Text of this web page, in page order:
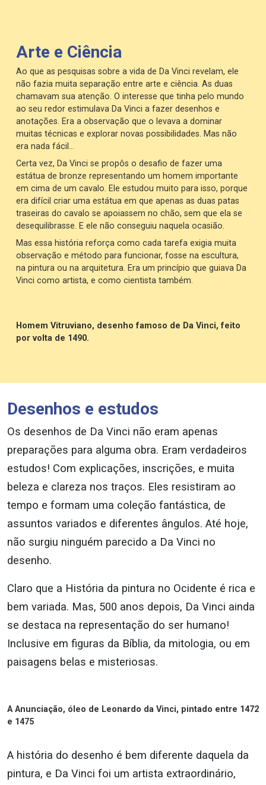
Arte e Ciência
Ao que as pesquisas sobre a vida de Da Vinci revelam, ele
não fazia muita separação entre arte e ciência. As duas
chamavam sua atenção. O interesse que tinha pelo mundo
ao seu redor estimulava Da Vinci a fazer desenhos e
anotações. Era a observação que o levava a dominar
muitas técnicas e explorar novas possibilidades. Mas não
era nada fácil…
Certa vez, Da Vinci se propôs o desafio de fazer uma
estátua de bronze representando um homem importante
em cima de um cavalo. Ele estudou muito para isso, porque
era difícil criar uma estátua em que apenas as duas patas
traseiras do cavalo se apoiassem no chão, sem que ela se
desequilibrasse. E ele não conseguiu naquela ocasião.
Mas essa história reforça como cada tarefa exigia muita
observação e método para funcionar, fosse na escultura,
na pintura ou na arquitetura. Era um princípio que guiava Da
Vinci como artista, e como cientista também.
Homem Vitruviano, desenho famoso de Da Vinci, feito
por volta de 1490.
Desenhos e estudos
Os desenhos de Da Vinci não eram apenas
preparações para alguma obra. Eram verdadeiros
estudos! Com explicações, inscrições, e muita
beleza e clareza nos traços. Eles resistiram ao
tempo e formam uma coleção fantástica, de
assuntos variados e diferentes ângulos. Até hoje,
não surgiu ninguém parecido a Da Vinci no
desenho.
Claro que a História da pintura no Ocidente é rica e
bem variada. Mas, 500 anos depois, Da Vinci ainda
se destaca na representação do ser humano!
Inclusive em figuras da Bíblia, da mitologia, ou em
paisagens belas e misteriosas.
A Anunciação, óleo de Leonardo da Vinci, pintado entre 1472
e 1475
A história do desenho é bem diferente daquela da
pintura, e Da Vinci foi um artista extraordinário,